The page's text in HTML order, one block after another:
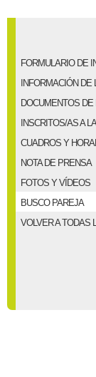
FORMULARIO DE
INFORMACIÓN DE
DOCUMENTOS
INSCRITOS/AS A
CUADROS Y
NOTA DE PRENSA
FOTOS Y VÍDEOS
BUSCO PAREJA
VOLVER A TODAS